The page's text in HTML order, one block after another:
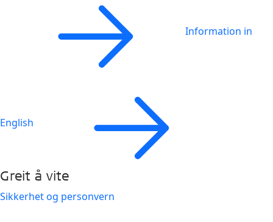
Information in
English
Greit å vite
Sikkerhet og personvern